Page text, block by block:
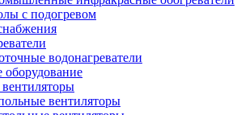
с подогревом
водонагреватели
оборудование
вентиляторы